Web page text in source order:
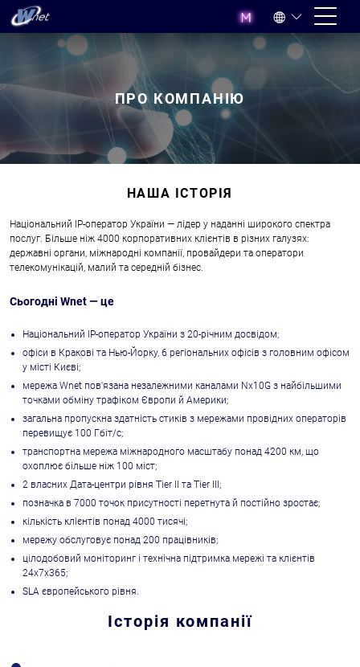
ПРО КОМПАНІЮ
НАША ІСТОРІЯ
Національний IP-оператор України — лідер у наданні широкого спектра
послуг. Більше ніж 4000 корпоративних клієнтів в різних галузях:
державні органи, міжнародні компанії, провайдери та оператори
телекомунікацій, малий та середній бізнес.
Сьогодні Wnet — це
Національний IP-оператор України з 20-річним досвідом;
офіси в Кракові та Нью-Йорку, 6 регіональних офісів з головним офісом
у місті Києві;
мережа Wnet пов'язана незалежними каналами Nх10G з найбільшими
точками обміну трафіком Європи й Америки;
загальна пропускна здатність стиків з мережами провідних операторів
перевищує 100 Гбіт/с;
транспортна мережа міжнародного масштабу понад 4200 км, що
охоплює більше ніж 100 міст;
2 власних Дата-центри рівня Tier II та Tier III;
позначка в 7000 точок присутності перетнута й постійно зростає;
кількість клієнтів понад 4000 тисячі;
мережу обслуговує понад 200 працівників;
цілодобовий моніторинг і технічна підтримка мережі та клієнтів
24х7х365;
SLA європейського рівня.
Історія компанії